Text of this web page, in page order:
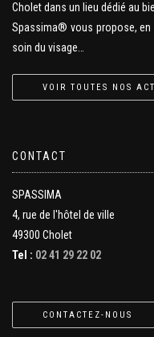
Cholet dans un lieu dédié au
Spassima® vous propose,
soin du visage…
VOIR TOUTES NOS
CONTACT
SPASSIMA
4, rue de l'hôtel de ville
49300 Cholet
Tel : 02 41 29 22 02
CONTACTEZ-NOUS